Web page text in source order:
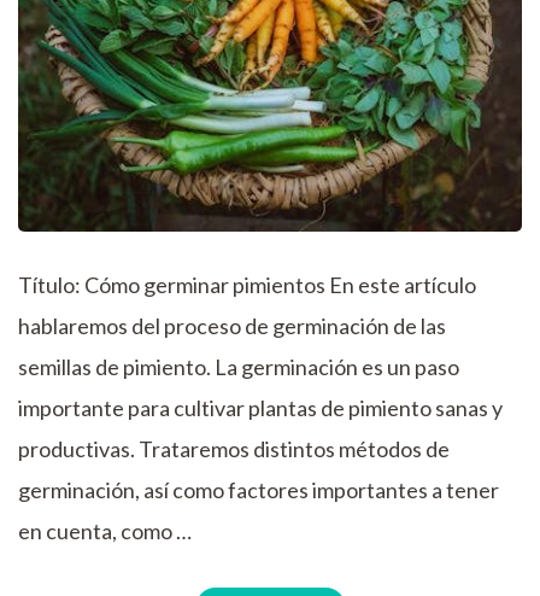
Título: Cómo germinar pimientos En este artículo
hablaremos del proceso de germinación de las
semillas de pimiento. La germinación es un paso
importante para cultivar plantas de pimiento sanas y
productivas. Trataremos distintos métodos de
germinación, así como factores importantes a tener
en cuenta, como …